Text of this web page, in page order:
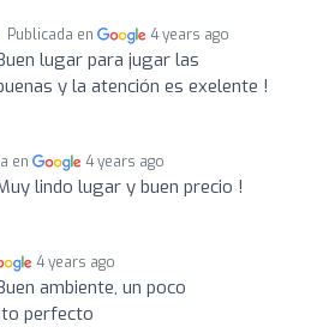
Publicada en 4 years ago
lugar para jugar las
y la atención es exelente !
en 4 years ago
lindo lugar y buen precio !
4 years ago
ambiente, un poco
perfecto